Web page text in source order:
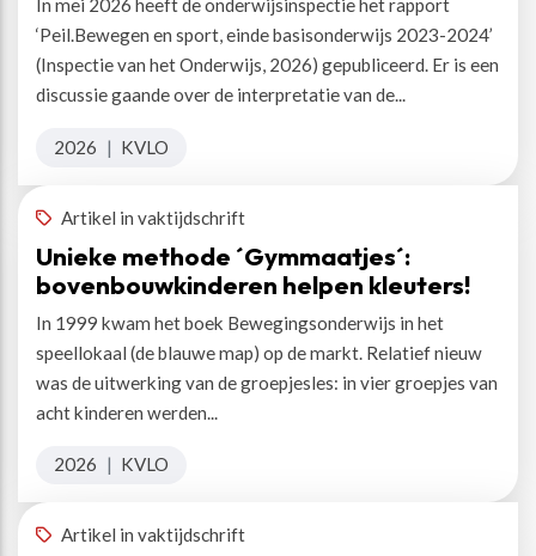
In mei 2026 heeft de onderwijsinspectie het rapport
‘Peil.Bewegen en sport, einde basisonderwijs 2023-2024’
(Inspectie van het Onderwijs, 2026) gepubliceerd. Er is een
discussie gaande over de interpretatie van de...
2026 | KVLO
Artikel in vaktijdschrift
Unieke methode ´Gymmaatjes´:
bovenbouwkinderen helpen kleuters!
In 1999 kwam het boek Bewegingsonderwijs in het
speellokaal (de blauwe map) op de markt. Relatief nieuw
was de uitwerking van de groepjesles: in vier groepjes van
acht kinderen werden...
2026 | KVLO
Artikel in vaktijdschrift